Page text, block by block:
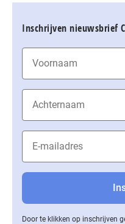
Inschrijven nieuwsbrief
Door te klikken op inschrijven